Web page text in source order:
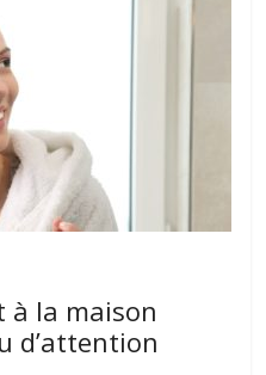
à la maison
d’attention